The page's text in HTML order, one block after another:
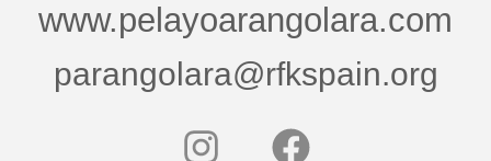
www.pelayoarangolara.com
parangolara@rfkspain.org